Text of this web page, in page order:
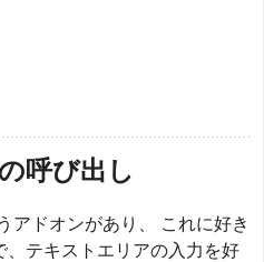
呼び出し
アドオンがあり、 これに好き
テキストエリアの入力を好